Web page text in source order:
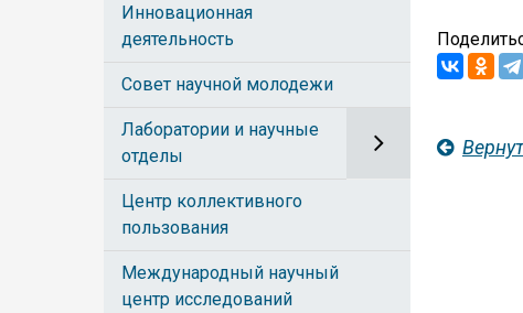
Инновационная
деятельность
Совет научной молодежи
Лаборатории и научные
отделы
Центр коллективного
пользования
Международный научный
центр исследований